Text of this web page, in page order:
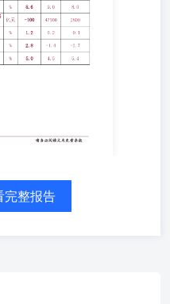
持续进行。美国国务卿鲁比奥表
但他不确定何时能达成协议。
国内商品有40个品种基差为正
其中，郑棉、聚丙烯、鸡蛋基差
规模达55万亿元，全国占比达
100、创业板股指期货和期
动优化“沪港通”“中欧通”“债
244吨黄金，高于上一季度和五
采出的黄金为官方持有。黄金牛
易对手的依赖，即 便金价不
完整报告